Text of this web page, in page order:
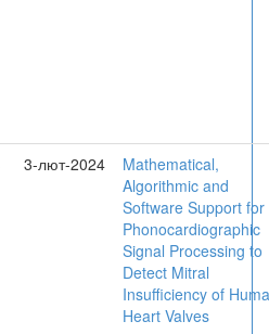
3-лют-2024
Mathematical,
Algorithmic and
Software Support for
Phonocardiographic
Signal Processing to
Detect Mitral
Insufficiency of
Heart Valves